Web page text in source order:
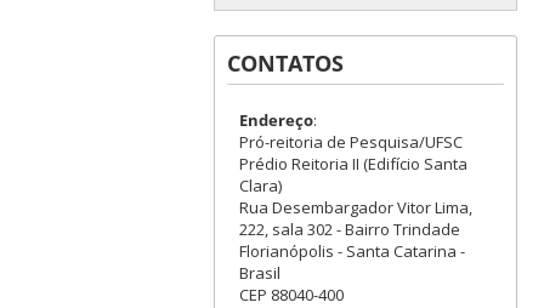
CONTATOS
Endereço:
Pró-reitoria de Pesquisa/UFSC
Prédio Reitoria II (Edifício Santa
Clara)
Rua Desembargador Vitor Lima,
222, sala 302 - Bairro Trindade
Florianópolis - Santa Catarina -
Brasil
CEP 88040-400